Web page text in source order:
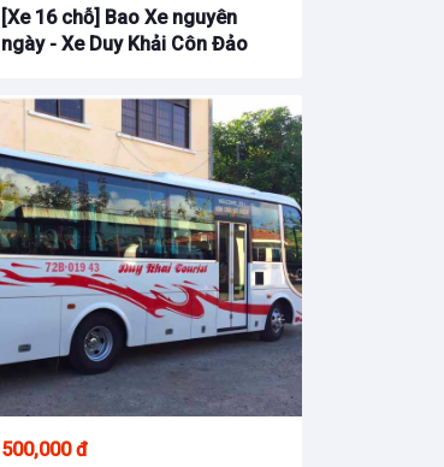
[Xe 16 chỗ] Bao Xe nguyên
ngày - Xe Duy Khải Côn Đảo
500,000 đ